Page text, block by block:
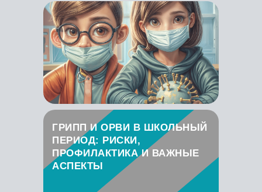
ГРИПП И ОРВИ В ШКОЛЬНЫЙ
ПЕРИОД: РИСКИ,
ПРОФИЛАКТИКА И ВАЖНЫЕ
АСПЕКТЫ